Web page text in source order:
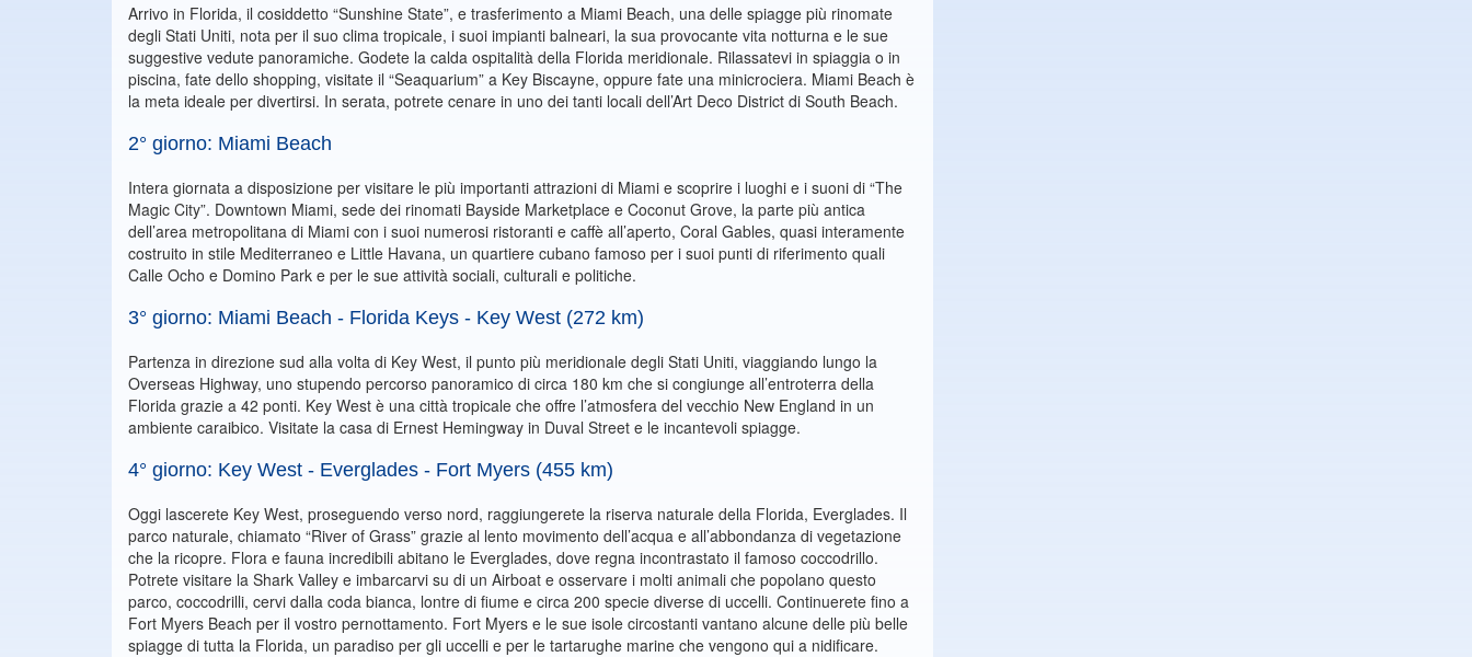
Arrivo in Florida, il cosiddetto “Sunshine State”, e trasferimento a Miami Beach, una delle spiagge più rinomate
degli Stati Uniti, nota per il suo clima tropicale, i suoi impianti balneari, la sua provocante vita notturna e le sue
suggestive vedute panoramiche. Godete la calda ospitalità della Florida meridionale. Rilassatevi in spiaggia o in
piscina, fate dello shopping, visitate il “Seaquarium” a Key Biscayne, oppure fate una minicrociera. Miami Beach è
la meta ideale per divertirsi. In serata, potrete cenare in uno dei tanti locali dell’Art Deco District di South Beach.
2° giorno: Miami Beach
Intera giornata a disposizione per visitare le più importanti attrazioni di Miami e scoprire i luoghi e i suoni di “The
Magic City”. Downtown Miami, sede dei rinomati Bayside Marketplace e Coconut Grove, la parte più antica
dell’area metropolitana di Miami con i suoi numerosi ristoranti e caffè all’aperto, Coral Gables, quasi interamente
costruito in stile Mediterraneo e Little Havana, un quartiere cubano famoso per i suoi punti di riferimento quali
Calle Ocho e Domino Park e per le sue attività sociali, culturali e politiche.
3° giorno: Miami Beach - Florida Keys - Key West (272 km)
Partenza in direzione sud alla volta di Key West, il punto più meridionale degli Stati Uniti, viaggiando lungo la
Overseas Highway, uno stupendo percorso panoramico di circa 180 km che si congiunge all’entroterra della
Florida grazie a 42 ponti. Key West è una città tropicale che offre l’atmosfera del vecchio New England in un
ambiente caraibico. Visitate la casa di Ernest Hemingway in Duval Street e le incantevoli spiagge.
4° giorno: Key West - Everglades - Fort Myers (455 km)
Oggi lascerete Key West, proseguendo verso nord, raggiungerete la riserva naturale della Florida, Everglades. Il
parco naturale, chiamato “River of Grass” grazie al lento movimento dell’acqua e all’abbondanza di vegetazione
che la ricopre. Flora e fauna incredibili abitano le Everglades, dove regna incontrastato il famoso coccodrillo.
Potrete visitare la Shark Valley e imbarcarvi su di un Airboat e osservare i molti animali che popolano questo
parco, coccodrilli, cervi dalla coda bianca, lontre di fiume e circa 200 specie diverse di uccelli. Continuerete fino a
Fort Myers Beach per il vostro pernottamento. Fort Myers e le sue isole circostanti vantano alcune delle più belle
spiagge di tutta la Florida, un paradiso per gli uccelli e per le tartarughe marine che vengono qui a nidificare.